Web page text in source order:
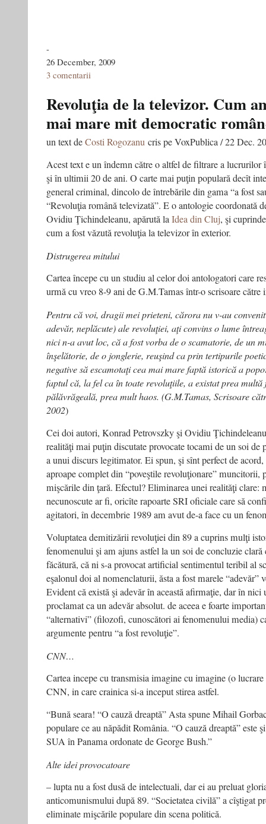
-
26 December, 2009
3 comentarii
Revoluţia de la televizor. Cum
mai mare mit democratic
un text deCosti Rogozanu cris pe VoxPublica / 22 Dec.
Acest text e un îndemn către o altfel de filtrare a
şi în ultimii 20 de ani. O carte mai puţin populară decît
general criminal, dincolo de întrebările din gama “a fost
“Revoluţia română televizată”. E o antologie coordonată
Ovidiu Ţichindeleanu, apărută laIdea din Cluj, şi
cum a fost văzută revoluţia la televizor în exterior.
Distrugerea mitului
Cartea începe cu un studiu al celor doi antologatori care
urmă cu vreo 8-9 ani de G.M.Tamas într-o scrisoare
Pentru că voi, dragii mei prieteni, cărora nu v-au
adevăr, neplăcute) ale revoluţiei, aţi convins o lume
nici n-a avut loc, că a fost vorba de o scamatorie, de un
înşelătorie, de o jonglerie, reuşind ca prin tertipurile
negative să escamotaţi cea mai mare faptă istorică a
faptul că, la fel ca în toate revoluţiile, a existat prea multă
pălăvrăgeală, prea mult haos. (G.M.Tamas, Scrisoare
2002)
Cei doi autori, Konrad Petrovszky şi Ovidiu
realităţi mai puţin discutate provocate tocami de un soi de
a unui discurs legitimator. Ei spun, şi sînt perfect de
aproape complet din “poveştile revoluţionare”
mişcările din ţară. Efectul? Eliminarea unei realităţi clare:
necunoscute ar fi, oricîte rapoarte SRI oficiale care să
agitatori, în decembrie 1989 am avut de-a face cu un
Voluptatea demitizării revoluţiei din 89 a cuprins mulţi
fenomenului şi am ajuns astfel la un soi de concluzie clară
făcătură, că ni s-a provocat artificial sentimentul teribil al
eşalonul doi al nomenclaturii, ăsta a fost marele “adevăr”
Evident că există şi adevăr în această afirmaţie, dar în nici
proclamat ca un adevăr absolut. de aceea e foarte
“alternativi” (filozofi, cunoscători ai fenomenului media)
argumente pentru “a fost revoluţie”.
CNN…
Cartea incepe cu transmisia imagine cu imagine (o
CNN, in care crainica si-a inceput stirea astfel.
“Bună seara! “O cauză dreaptă” Asta spune Mihail
populare ce au năpădit România. “O cauză dreaptă” este
SUA în Panama ordonate de George Bush.”
Alte idei provocatoare
– lupta nu a fost dusă de intelectuali, dar ei au preluat
anticomunismului după 89. “Societatea civilă” a cîştigat
eliminate mişcările populare din scena politică.